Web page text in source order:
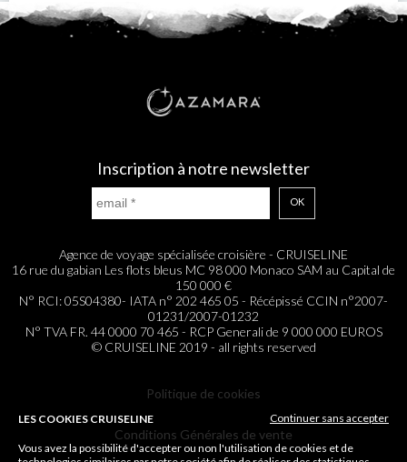
LES COOKIES CRUISELINE Continuer sans accepter
Vous avez la possibilité d'accepter ou non l'utilisation de cookies et de
Inscription à notre newsletter
OK
Agence de voyage spécialisée croisière - CRUISELINE
16 rue du gabian Les flots bleus MC 98 000 Monaco SAM au Capital de
150 000 €
N° RCI: 05S04380- IATA n° 202 465 05 - Récépissé CCIN n°2007-
01231/2007-01232
N° TVA FR. 44 0000 70 465 - RCP Generali de 9 000 000 EUROS
© CRUISELINE 2019 - all rights reserved
Politique de cookies
Conditions Générales de vente